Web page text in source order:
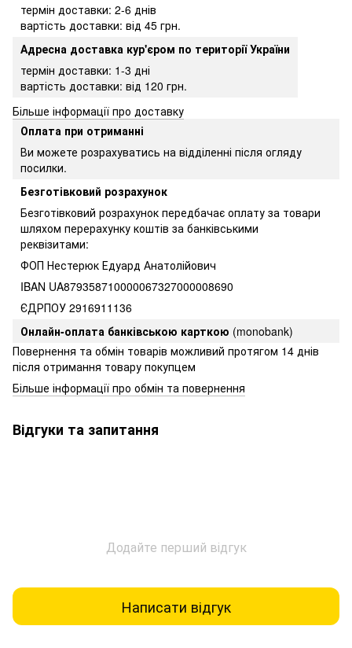
термін доставки: 2-6 днів
вартість доставки: від 45 грн.
Адресна доставка кур'єром по території України
термін доставки: 1-3 дні
вартість доставки: від 120 грн.
Більше інформації про доставку
Оплата при отриманні
Ви можете розрахуватись на відділенні після огляду
посилки.
Безготівковий розрахунок
Безготівковий розрахунок передбачає оплату за товари
шляхом перерахунку коштів за банківськими
реквізитами:
ФОП Нестерюк Едуард Анатолійович
IBAN UA879358710000067327000008690
ЄДРПОУ 2916911136
Онлайн-оплата банківською карткою (monobank)
Повернення та обмін товарів можливий протягом 14 днів
після отримання товару покупцем
Більше інформації про обмін та повернення
Відгуки та запитання
Додайте перший відгук
Написати відгук